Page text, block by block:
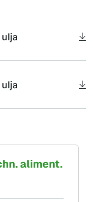
aliment.